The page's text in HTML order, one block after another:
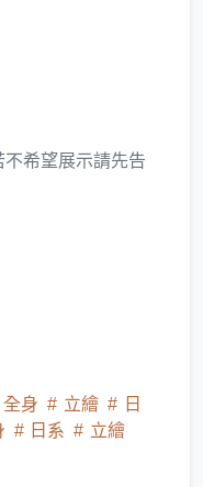
希望展示請先告
全身 立繪
日
日系
立繪